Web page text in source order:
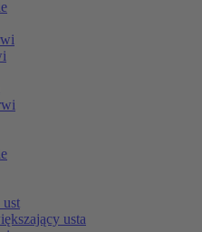
usta